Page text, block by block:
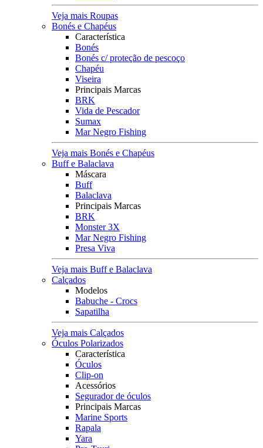
Veja mais Roupas
Bonés e Chapéus
Característica
Bonés
Bonés c/ proteção de pescoço
Chapéu
Viseira
Principais Marcas
BRK
Vida de Pescador
Sumax
Mar Negro Fishing
Veja mais Bonés e Chapéus
Buff e Balaclava
Máscara
Buff
Balaclava
Principais Marcas
BRK
Monster 3X
Mar Negro Fishing
Presa Viva
Veja mais Buff e Balaclava
Calçados
Modelos
Babuche - Crocs
Sapatilha
Veja mais Calçados
Óculos Polarizados
Característica
Óculos
Clip-on
Acessórios
Segurador de óculos
Principais Marcas
Marine Sports
Rapala
Yara